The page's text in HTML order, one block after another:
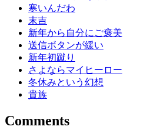
寒いんだわ
末吉
新年から自分にご褒美
送信ボタンが緩い
新年初蹴り
さよならマイヒーロー
冬休みという幻想
貴族
Comments